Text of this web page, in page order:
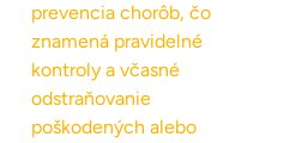
prevencia chorôb, čo
znamená pravidelné
kontroly a včasné
odstraňovanie
poškodených alebo